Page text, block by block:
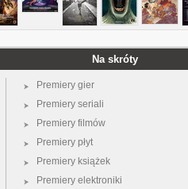
Na skróty
Premiery gier
Premiery seriali
Premiery filmów
Premiery płyt
Premiery książek
Premiery elektroniki